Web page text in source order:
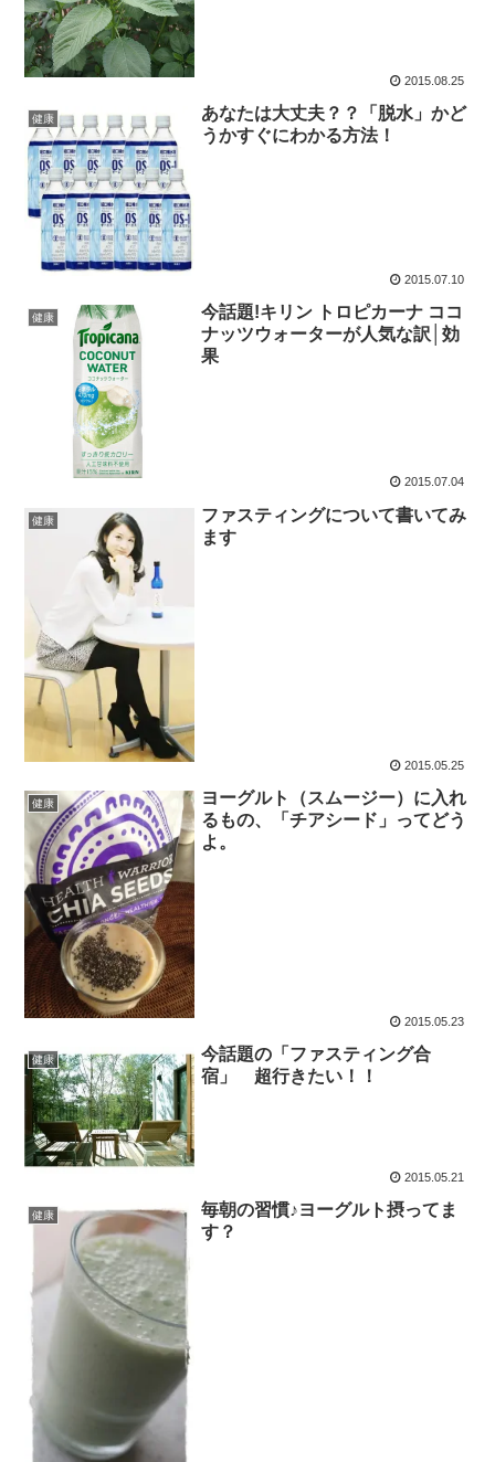
2015.08.25
健康
あなたは大丈夫？？「脱水」かど
うかすぐにわかる方法！
2015.07.10
健康
今話題!キリン トロピカーナ ココ
ナッツウォーターが人気な訳│効
果
2015.07.04
健康
ファスティングについて書いてみ
ます
2015.05.25
健康
ヨーグルト（スムージー）に入れ
るもの、「チアシード」ってどう
よ。
2015.05.23
健康
今話題の「ファスティング合
宿」 超行きたい！！
2015.05.21
健康
毎朝の習慣♪ヨーグルト摂ってま
す？